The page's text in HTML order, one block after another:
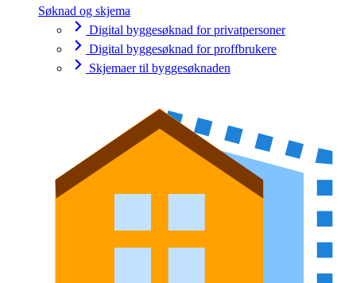
Søknad og skjema
Digital byggesøknad for privatpersoner
Digital byggesøknad for proffbrukere
Skjemaer til byggesøknaden